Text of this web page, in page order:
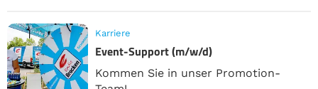
Karriere
Event-Support (m/w/d)
Kommen Sie in unser Promotion-